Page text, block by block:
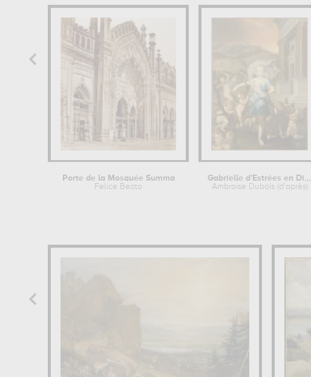
Porte de la Mosquée Summa
Felice Beato
Gabrielle d'Estrées en Diane...
Ambroise Dubois (d'après)